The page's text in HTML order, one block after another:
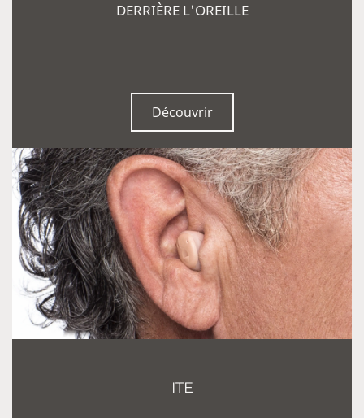
DERRIЀRE L'OREILLE
Découvrir
ITE